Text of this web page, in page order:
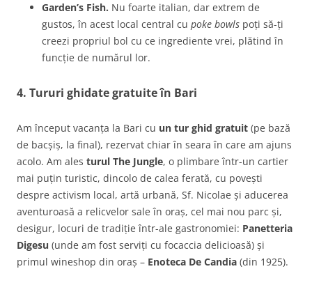
Garden’s Fish. Nu foarte italian, dar extrem de
gustos, în acest local central cu poke bowls poți să-ți
creezi propriul bol cu ce ingrediente vrei, plătind în
funcție de numărul lor.
4. Tururi ghidate gratuite în Bari
Am început vacanța la Bari cu un tur ghid gratuit (pe bază
de bacșiș, la final), rezervat chiar în seara în care am ajuns
acolo. Am ales turul The Jungle, o plimbare într-un cartier
mai puțin turistic, dincolo de calea ferată, cu povești
despre activism local, artă urbană, Sf. Nicolae și aducerea
aventuroasă a relicvelor sale în oraș, cel mai nou parc și,
desigur, locuri de tradiție într-ale gastronomiei: Panetteria
Digesu (unde am fost serviți cu focaccia delicioasă) și
primul wineshop din oraș – Enoteca De Candia (din 1925).